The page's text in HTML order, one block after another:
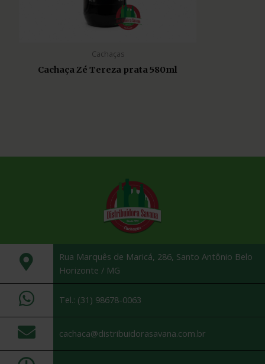
Cachaças
Cachaça Zé Tereza prata 580ml
Rua Marquês de Maricá, 286, Santo Antônio Belo
Horizonte / MG
Tel.: (31) 98678-0063
cachaca@distribuidorasavana.com.br